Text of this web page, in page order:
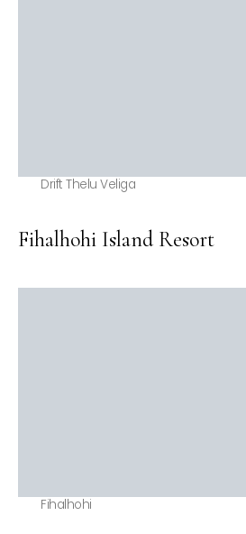
Drift Thelu Veliga
Fihalhohi Island Resort
Fihalhohi